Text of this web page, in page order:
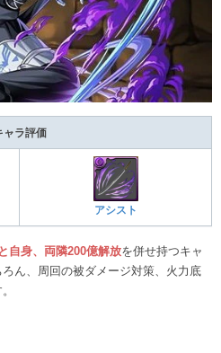
ャラ評価
アシスト
自身、両隣200億解放を併せ持つキャ
ん、周回の被ダメージ対策、火力底